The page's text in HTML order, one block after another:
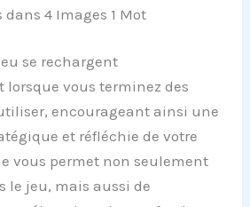
dans 4 Images 1 Mot
se rechargent
vous terminez des
encourageant ainsi une
et réfléchie de votre
vous permet non seulement
le jeu, mais aussi de